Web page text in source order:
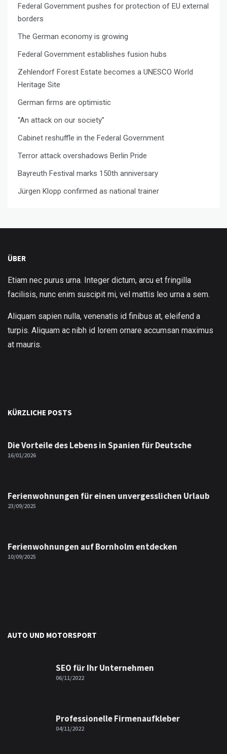
Federal Government pushes for protection of EU external
borders
The German economy is growing
Federal Government establishes fusion hubs
Zehlendorf Forest Estate becomes a UNESCO World
Heritage Site
German firms are optimistic
“An attack on our society”
Cabinet reshuffle in the Federal Government
Terror attack overshadows Berlin Pride
Bayreuth Festival marks 150th anniversary
Jürgen Klopp confirmed as national trainer
ÜBER
Etiam nec purus urna. Integer dictum, arcu et fringilla
facilisis, nunc enim suscipit mi, vel mattis leo urna a sem.
Aliquam sapien nulla, venenatis id finibus at, eleifend a
turpis. Aliquam ac nibh id lorem ornare accumsan maximus
at mauris.
KÜRZLICHE POSTS
Die Vorteile des Lebens in Spanien für Deutsche
16/01/2026
Ferienwohnungen für einen unvergesslichen Urlaub
23/09/2025
Ferienwohnungen auf Bornholm entdecken
10/09/2025
AUTO UND MOTORSPORT
SEO für Ihr Unternehmen
06/11/2022
Professionelle Firmenaufkleber
04/11/2022